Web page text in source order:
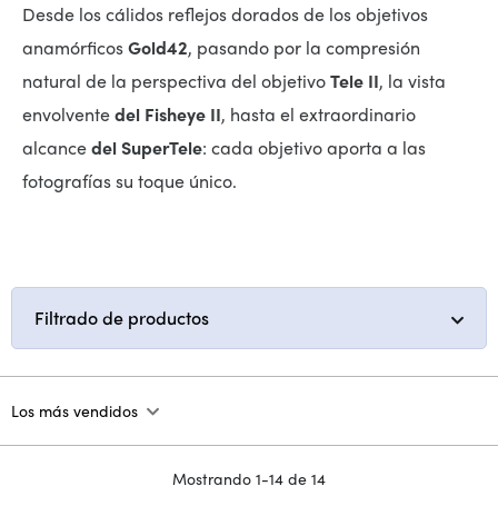
Desde los cálidos reflejos dorados de los objetivos
anamórficosGold42, pasando por la compresión
natural de la perspectiva del objetivoTele II, la vista
envolventedel Fisheye II, hasta el extraordinario
alcancedel SuperTele: cada objetivo aporta a las
fotografías su toque único.
Filtrado de productos
Los más vendidos
Mostrando 1-14 de 14